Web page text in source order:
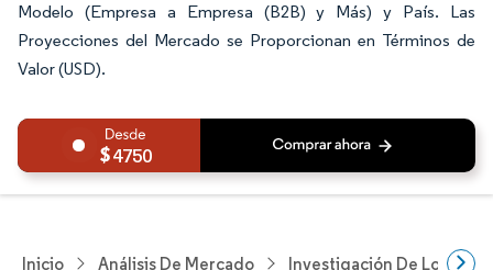
Modelo (Empresa a Empresa (B2B) y Más) y País. Las
Proyecciones del Mercado se Proporcionan en Términos de
Valor (USD).
4750
Inicio Análisis De Mercado Investigación De Logística